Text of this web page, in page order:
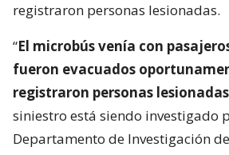
registraron personas lesionadas.
“El microbús venía con
fueron evacuados
registraron personas lesionadas
siniestro está siendo investigado
Departamento de Investigación